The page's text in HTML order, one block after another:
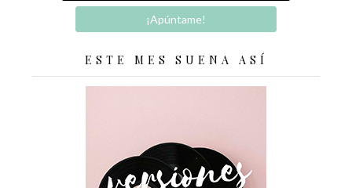
ESTE MES SUENA ASÍ